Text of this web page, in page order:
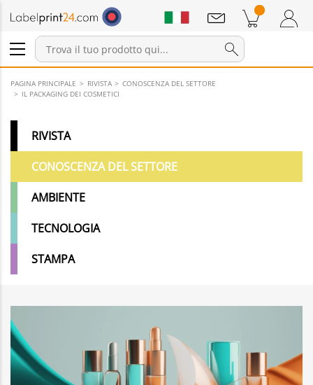
Accedi / Registrati
Prodotti nel carrello
Annunci
PAGINA PRINCIPALE RIVISTA
CONOSCENZA DEL SETTORE
IL PACKAGING DEI COSMETICI
RIVISTA
CONOSCENZA DEL SETTORE
AMBIENTE
TECNOLOGIA
STAMPA